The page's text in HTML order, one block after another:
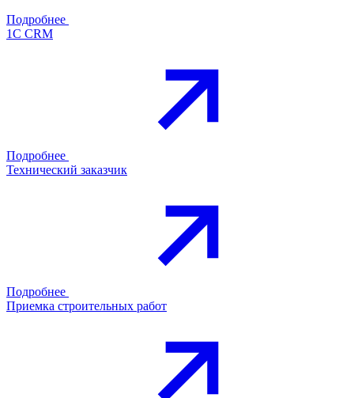
Подробнее
1С CRM
Подробнее
Технический заказчик
Подробнее
Приемка строительных работ